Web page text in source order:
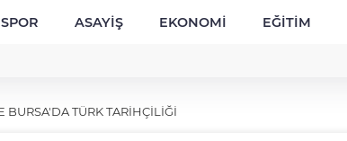
SPOR ASAYİŞ EKONOMİ EĞİTİM
BURSA'DA TÜRK TARİHÇİLİĞİ